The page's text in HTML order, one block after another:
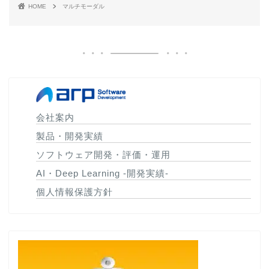
HOME マルチモーダル
会社案内
製品・開発実績
ソフトウェア開発・評価・運用
AI・Deep Learning -開発実績-
個人情報保護方針